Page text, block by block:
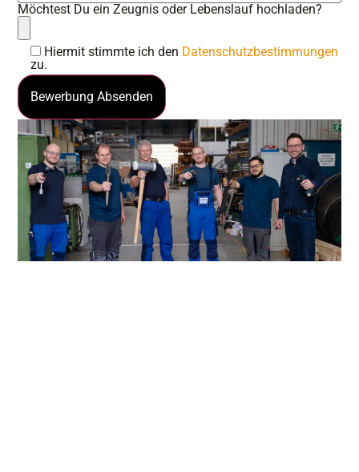
Möchtest Du ein Zeugnis oder Lebenslauf hochladen?
Hiermit stimmte ich den Datenschutzbestimmungen
zu.